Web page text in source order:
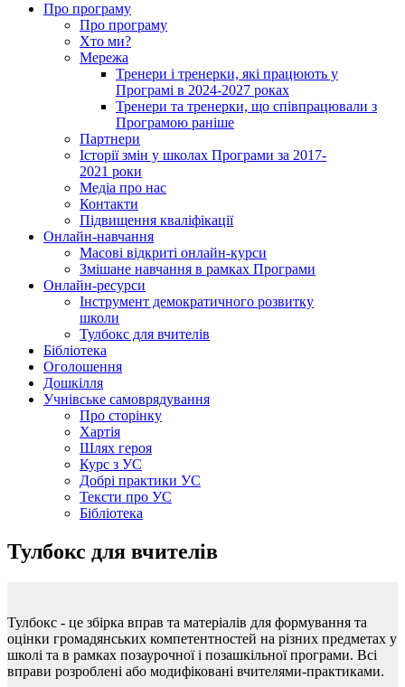
Про програму
Про програму
Хто ми?
Мережа
Тренери і тренерки, які працюють у
Програмі в 2024-2027 роках
Тренери та тренерки, що співпрацювали з
Програмою раніше
Партнери
Історії змін у школах Програми за 2017-
2021 роки
Медіа про нас
Контакти
Підвищення кваліфікації
Онлайн-навчання
Масові відкриті онлайн-курси
Змішане навчання в рамках Програми
Онлайн-ресурси
Інструмент демократичного розвитку
школи
Тулбокс для вчителів
Бібліотека
Оголошення
Дошкілля
Учнівське самоврядування
Про сторінку
Хартія
Шлях героя
Курс з УС
Добрі практики УС
Тексти про УС
Бібліотека
Тулбокс для вчителів
Тулбокс - це збірка вправ та матеріалів для формування та
оцінки громадянських компетентностей на різних предметах у
школі та в рамках позаурочної і позашкільної програми. Всі
вправи розроблені або модифіковані вчителями-практиками.